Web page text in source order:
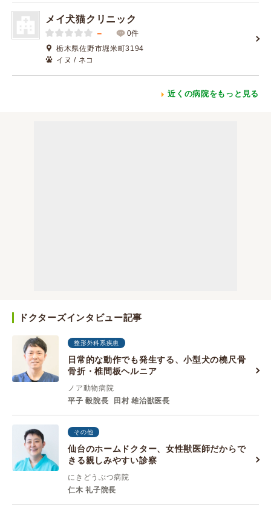
メイ犬猫クリニック
－
0件
栃木県佐野市堀米町3194
イヌ / ネコ
近くの病院をもっと見る
ドクターズインタビュー記事
整形外科系疾患
日常的な動作でも発生する、小型犬の橈尺骨
骨折・椎間板ヘルニア
ノア動物病院
平子 毅院長
田村 雄治獣医長
その他
仙台のホームドクター、女性獣医師だからで
きる親しみやすい診察
にきどうぶつ病院
仁木 礼子院長